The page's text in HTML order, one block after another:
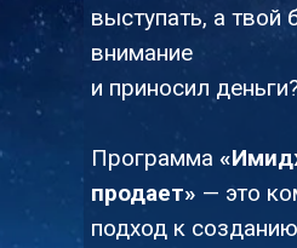
выступать, а твой
внимание
и приносил
Программа
продает» — это
подход к созданию